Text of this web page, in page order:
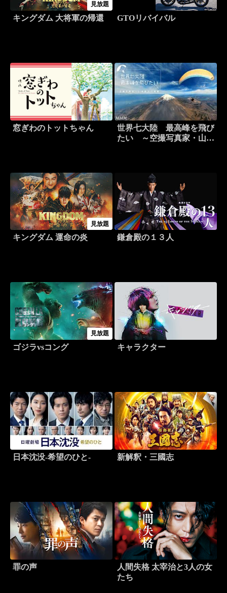
見放題
キングダム 大将軍の帰還 GTOリバイバル
窓ぎわのトットちゃん
世界七大陸 最高峰を飛び
たい ～空撮写真家・山本
見放題
キングダム 運命の炎 鎌倉殿の１３人
見放題
ゴジラvsコング キャラクター
日本沈没-希望のひと- 新解釈・三國志
罪の声
人間失格 太宰治と3人の女
たち